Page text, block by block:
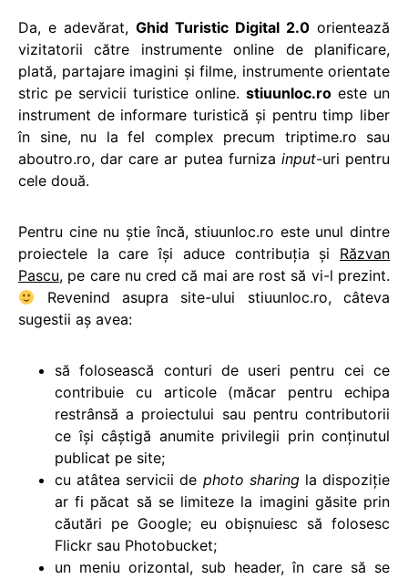
Da, e adevărat, Ghid Turistic Digital 2.0 orientează
vizitatorii către instrumente online de planificare,
plată, partajare imagini și filme, instrumente orientate
stric pe servicii turistice online. stiuunloc.ro este un
instrument de informare turistică și pentru timp liber
în sine, nu la fel complex precum triptime.ro sau
aboutro.ro, dar care ar putea furniza input-uri pentru
cele două.
Pentru cine nu știe încă, stiuunloc.ro este unul dintre
proiectele la care își aduce contribuția și Răzvan
Pascu, pe care nu cred că mai are rost să vi-l prezint.
Revenind asupra site-ului stiuunloc.ro, câteva
sugestii aș avea:
să folosească conturi de useri pentru cei ce
contribuie cu articole (măcar pentru echipa
restrânsă a proiectului sau pentru contributorii
ce își câștigă anumite privilegii prin conținutul
publicat pe site;
cu atâtea servicii de photo sharingla dispoziție
ar fi păcat să se limiteze la imagini găsite prin
căutări pe Google; eu obișnuiesc să folosesc
Flickr sau Photobucket;
un meniu orizontal, sub header, în care să se